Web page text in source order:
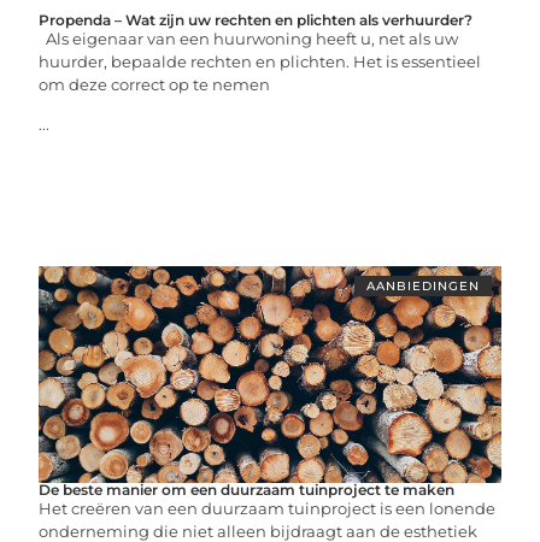
Propenda – Wat zijn uw rechten en plichten als verhuurder?
Als eigenaar van een huurwoning heeft u, net als uw
huurder, bepaalde rechten en plichten. Het is essentieel
om deze correct op te nemen
...
AANBIEDINGEN
De beste manier om een duurzaam tuinproject te maken
Het creëren van een duurzaam tuinproject is een lonende
onderneming die niet alleen bijdraagt aan de esthetiek